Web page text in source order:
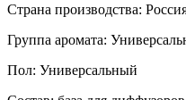
Страна производства:
Группа аромата:
Пол: Универсальный